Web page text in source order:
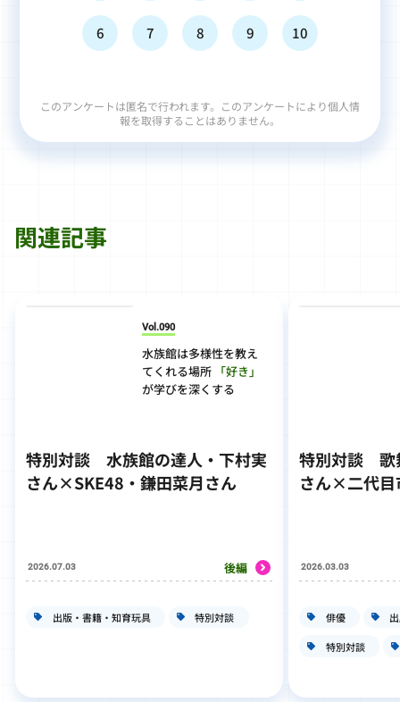
6 7 8 9 10
このアンケートは匿名で行われます。このアンケートにより個人情
報を取得することはありません。
関連記事
Vol.090
水族館は多様性を教え
てくれる場所 「好き」
が学びを深くする
特別対談 水族館の達人・下村実
さん×SKE48・鎌田菜月さん
2026.07.03 後編
出版・書籍・知育玩具 特別対談
特別対談 歌
さん×二代目
2026.03.03
俳優
特別対談